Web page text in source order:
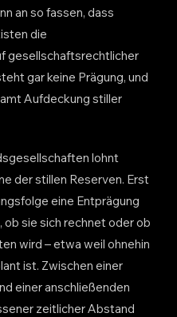
an so fassen, dass
die
gesellschaftsrechtlicher
gar keine Prägung, und
Aufdeckung stiller
lohnt
der stillen Reserven. Erst
eine Entprägung
sie sich rechnet oder ob
wird – etwa weil ohnehin
ist. Zwischen einer
einer anschließenden
zeitlicher Abstand